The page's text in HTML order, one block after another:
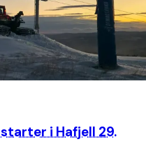
i Hafjell 29.